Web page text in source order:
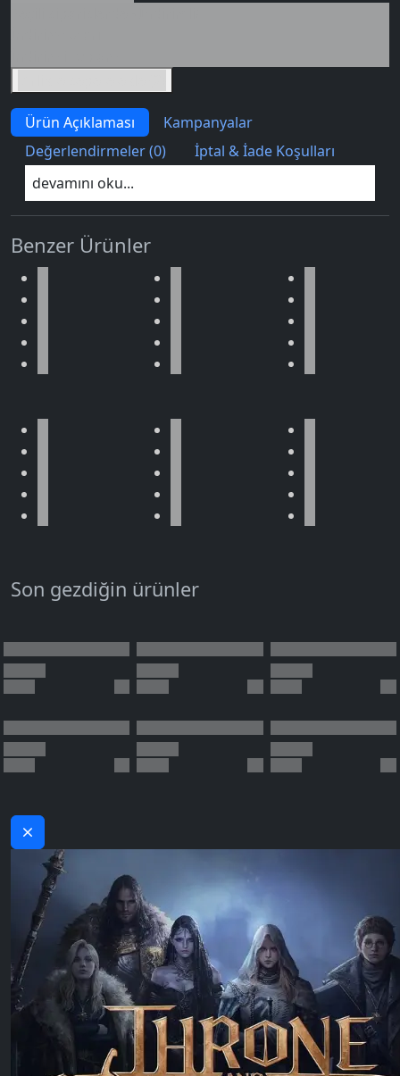
Ürün Açıklaması
Kampanyalar
Değerlendirmeler (0)
İptal & İade Koşulları
devamını oku...
Benzer Ürünler
Son gezdiğin ürünler